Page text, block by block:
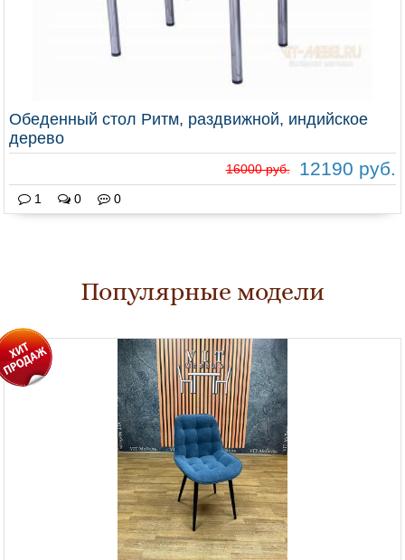
Обеденный стол Ритм, раздвижной, индийское
дерево
16000 руб. 12190 руб.
1 0 0
Популярные модели